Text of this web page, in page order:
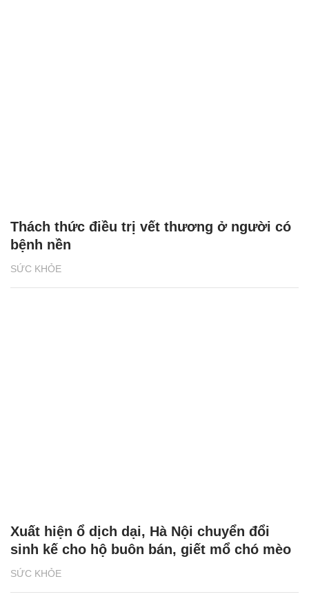
SỨC KHỎE
Thách thức điều trị vết thương ở người có
bệnh nền
SỨC KHỎE
Xuất hiện ổ dịch dại, Hà Nội chuyển đổi
sinh kế cho hộ buôn bán, giết mổ chó mèo